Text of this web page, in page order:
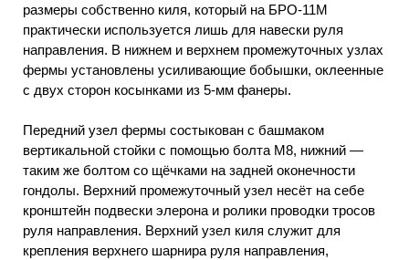
размеры собственно киля, который на БРО-11М
практически используется лишь для навески руля
направления. В нижнем и верхнем промежуточных узлах
фермы установлены усиливающие бобышки, оклеенные
с двух сторон косынками из 5-мм фанеры.
Передний узел фермы состыкован с башмаком
вертикальной стойки с помощью болта М8, нижний —
таким же болтом со щёчками на задней оконечности
гондолы. Верхний промежуточный узел несёт на себе
кронштейн подвески элерона и ролики проводки тросов
руля направления. Верхний узел киля служит для
крепления верхнего шарнира руля направления,